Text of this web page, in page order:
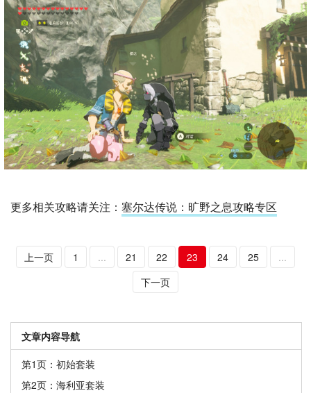
更多相关攻略请关注： 塞尔达传说：旷野之息攻略专区
上一页 1 ... 21 22 23 24 25
...
下一页
文章内容导航
第1页：初始套装
第2页：海利亚套装